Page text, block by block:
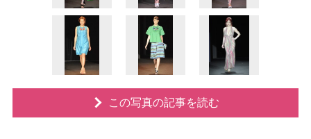
この写真の記事を読む